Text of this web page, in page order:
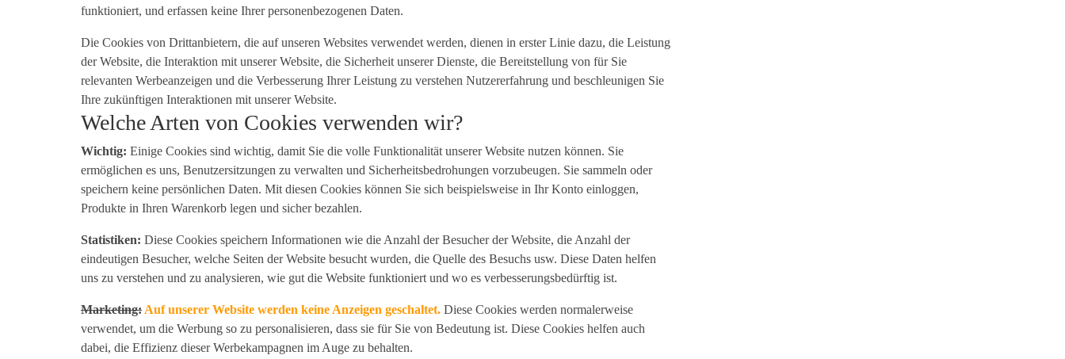
funktioniert, und erfassen keine Ihrer personenbezogenen Daten.
Die Cookies von Drittanbietern, die auf unseren Websites verwendet werden, dienen in erster Linie dazu, die Leistung
der Website, die Interaktion mit unserer Website, die Sicherheit unserer Dienste, die Bereitstellung von für Sie
relevanten Werbeanzeigen und die Verbesserung Ihrer Leistung zu verstehen Nutzererfahrung und beschleunigen Sie
Ihre zukünftigen Interaktionen mit unserer Website.
Welche Arten von Cookies verwenden wir?
Wichtig: Einige Cookies sind wichtig, damit Sie die volle Funktionalität unserer Website nutzen können. Sie
ermöglichen es uns, Benutzersitzungen zu verwalten und Sicherheitsbedrohungen vorzubeugen. Sie sammeln oder
speichern keine persönlichen Daten. Mit diesen Cookies können Sie sich beispielsweise in Ihr Konto einloggen,
Produkte in Ihren Warenkorb legen und sicher bezahlen.
Statistiken: Diese Cookies speichern Informationen wie die Anzahl der Besucher der Website, die Anzahl der
eindeutigen Besucher, welche Seiten der Website besucht wurden, die Quelle des Besuchs usw. Diese Daten helfen
uns zu verstehen und zu analysieren, wie gut die Website funktioniert und wo es verbesserungsbedürftig ist.
Marketing: Auf unserer Website werden keine Anzeigen geschaltet. Diese Cookies werden normalerweise
verwendet, um die Werbung so zu personalisieren, dass sie für Sie von Bedeutung ist. Diese Cookies helfen auch
dabei, die Effizienz dieser Werbekampagnen im Auge zu behalten.